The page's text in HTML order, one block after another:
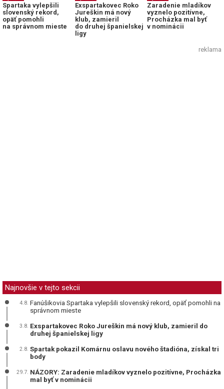
Spartaka vylepšili
slovenský rekord,
opäť pomohli
na správnom mieste
Exspartakovec Roko
Jureškin má nový
klub, zamieril
do druhej španielskej
ligy
Zaradenie mladíkov
vyznelo pozitívne,
Procházka mal byť
v nominácii
reklama
Najnovšie v tejto sekcii
4.8. Fanúšikovia Spartaka vylepšili slovenský rekord, opäť pomohli na
správnom mieste
3.8. Exspartakovec Roko Jureškin má nový klub, zamieril do
druhej španielskej ligy
2.8. Spartak pokazil Komárnu oslavu nového štadióna, získal tri
body
29.7. NÁZORY: Zaradenie mladíkov vyznelo pozitívne, Procházka
mal byť v nominácii